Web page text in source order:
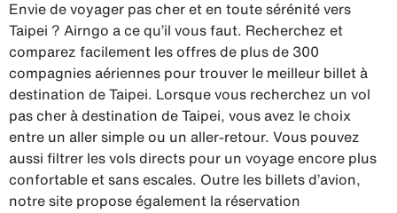
Envie de voyager pas cher et en toute sérénité vers
Taipei ? Airngo a ce qu’il vous faut. Recherchez et
comparez facilement les offres de plus de 300
compagnies aériennes pour trouver le meilleur billet à
destination de Taipei. Lorsque vous recherchez un vol
pas cher à destination de Taipei, vous avez le choix
entre un aller simple ou un aller-retour. Vous pouvez
aussi filtrer les vols directs pour un voyage encore plus
confortable et sans escales. Outre les billets d’avion,
notre site propose également la réservation